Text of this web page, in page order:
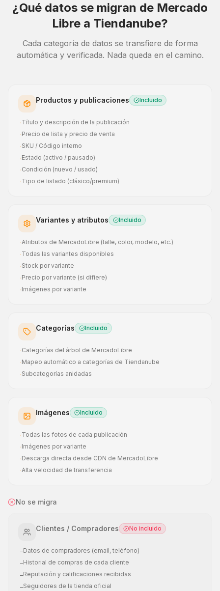
¿Qué datos se migran de Mercado
Libre a Tiendanube?
Cada categoría de datos se transfiere de forma
automática y verificada. Nada queda en el camino.
Productos y publicaciones Incluido
·Título y descripción de la publicación
·Precio de lista y precio de venta
·SKU / Código interno
·Estado (activo / pausado)
·Condición (nuevo / usado)
·Tipo de listado (clásico/premium)
Variantes y atributos Incluido
·Atributos de MercadoLibre (talle, color, modelo, etc.)
·Todas las variantes disponibles
·Stock por variante
·Precio por variante (si difiere)
·Imágenes por variante
Categorías Incluido
·Categorías del árbol de MercadoLibre
·Mapeo automático a categorías de Tiendanube
·Subcategorías anidadas
Imágenes Incluido
·Todas las fotos de cada publicación
·Imágenes por variante
·Descarga directa desde CDN de MercadoLibre
·Alta velocidad de transferencia
No se migra
Clientes / Compradores No incluido
–Datos de compradores (email, teléfono)
–Historial de compras de cada cliente
–Reputación y calificaciones recibidas
–Seguidores de la tienda oficial